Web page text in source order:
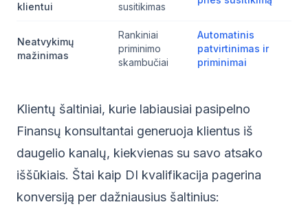
klientui
susitikimas
Neatvykimų
mažinimas
Rankiniai
priminimo
skambučiai
Automatinis
patvirtinimas ir
priminimai
Klientų šaltiniai, kurie labiausiai pasipelno
Finansų konsultantai generuoja klientus iš
daugelio kanalų, kiekvienas su savo atsako
iššūkiais. Štai kaip DI kvalifikacija pagerina
konversiją per dažniausius šaltinius: